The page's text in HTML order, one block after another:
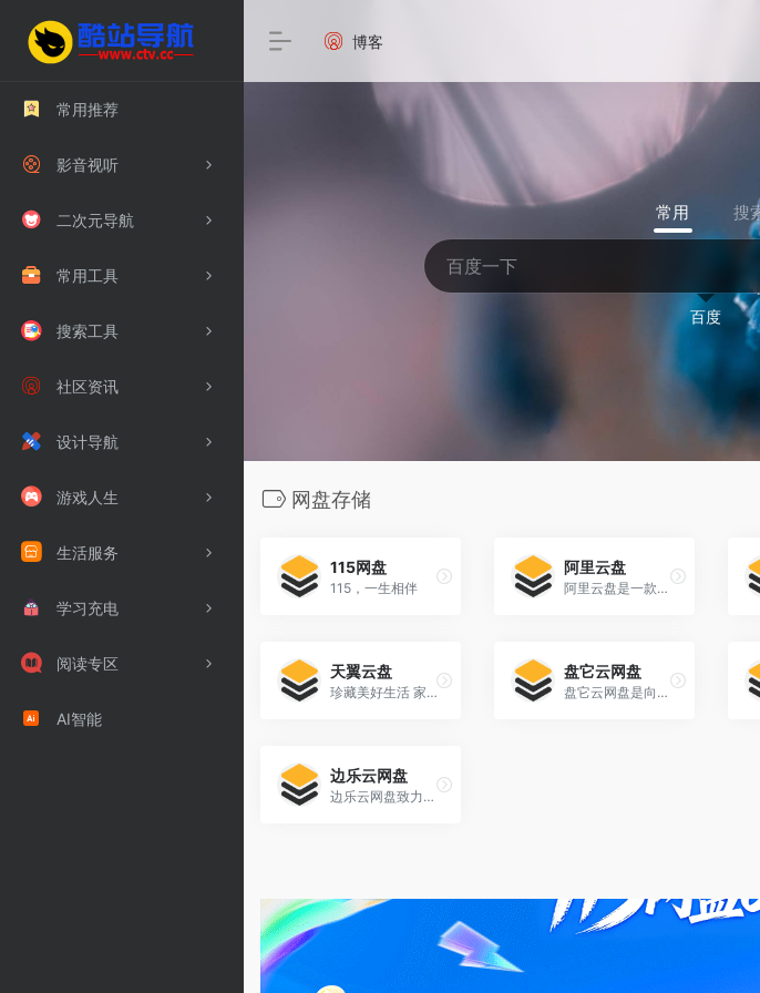
常用推荐
影音视听
二次元导航
常用工具
搜索工具
社区资讯
设计导航
游戏人生
生活服务
学习充电
阅读专区
AI智能
博客
常用 搜
百度
网盘存储
115网盘
115，一生相伴
阿里云盘
阿里云盘是一款速度快的个人网盘
天翼云盘
珍藏美好生活 家庭云
盘它云网盘
盘它云网盘是向广大用户提供上传空间和技术的信息存储空间服务平台。
边乐云网盘
边乐云网盘致力于为用户提供安全稳定的云存储产品